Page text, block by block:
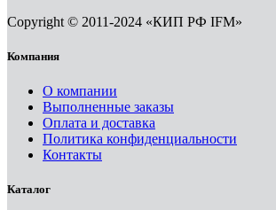
Copyright © 2011-2024 «КИП РФ IFM»
Компания
О компании
Выполненные заказы
Оплата и доставка
Политика конфиденциальности
Контакты
Каталог